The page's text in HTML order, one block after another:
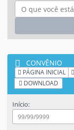
CONVÊNIO
PÁGINA INICIAL
DOWNLOAD
Início: